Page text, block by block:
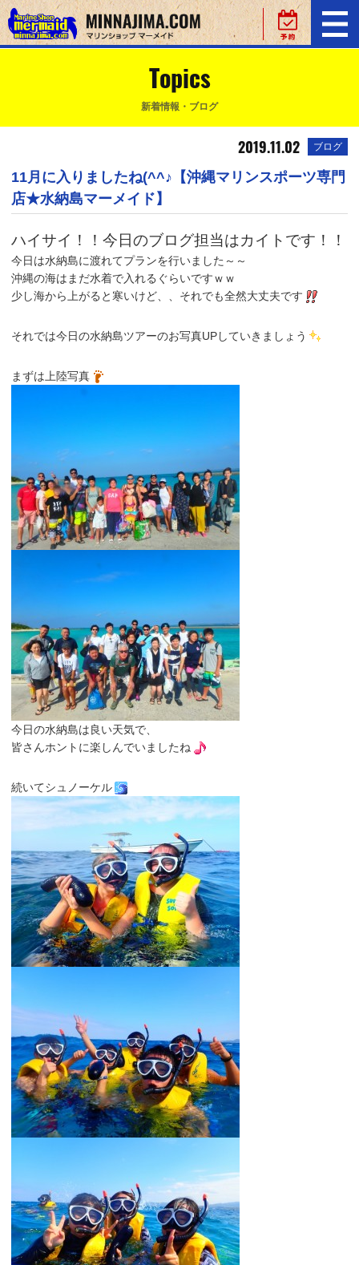
Topics
新着情報・ブログ
2019.11.02 ブログ
11月に入りましたね(^^♪【沖縄マリンスポーツ専門
店★水納島マーメイド】
ハイサイ！！今日のブログ担当はカイトです！！
今日は水納島に渡れてプランを行いました～～
沖縄の海はまだ水着で入れるぐらいですｗｗ
少し海から上がると寒いけど、、それでも全然大丈夫です
それでは今日の水納島ツアーのお写真UPしていきましょう
まずは上陸写真
今日の水納島は良い天気で、
皆さんホントに楽しんでいましたね
続いてシュノーケル